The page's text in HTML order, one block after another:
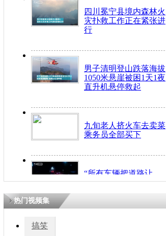
四川冕宁县境内森林火
灾扑救工作正在紧张进
行
男子清明登山跌落海拔
1050米悬崖被困1天1夜
直升机悬停救起
九旬老人挤火车去卖菜
乘务员全部买下
“所有车辆把道路让
开！”儿童突发疾病交
热门视频集
搞笑